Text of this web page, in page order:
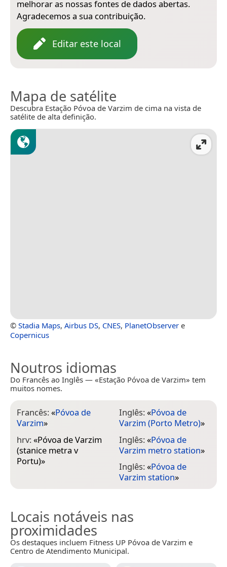
melhorar as nossas fontes de dados abertas.
Agradecemos a sua contribuição.
Editar este local
Mapa de satélite
Descubra Estação Póvoa de Varzim de cima na vista de
satélite de alta definição.
© Stadia Maps, Airbus DS, CNES, PlanetObserver e
Copernicus
Noutros idiomas
Do Francês ao Inglês — «Estação Póvoa de Varzim» tem
muitos nomes.
Francês:«Póvoa de
Varzim»
hrv:«Póvoa de Varzim
(stanice metra v
Portu)»
Inglês:«Póvoa de
Varzim (Porto Metro)»
Inglês:«Póvoa de
Varzim metro station»
Inglês:«Póvoa de
Varzim station»
Locais notáveis nas
proximidades
Os destaques incluem Fitness UP Póvoa de Varzim e
Centro de Atendimento Municipal.